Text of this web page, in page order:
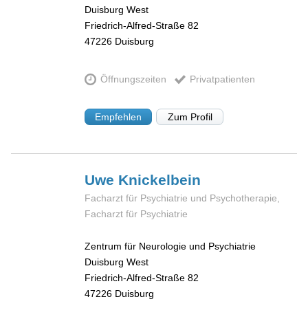
Duisburg West
Friedrich-Alfred-Straße 82
47226 Duisburg
Öffnungszeiten Privatpatienten
Empfehlen Zum Profil
Uwe Knickelbein
Facharzt für Psychiatrie und Psychotherapie,
Facharzt für Psychiatrie
Zentrum für Neurologie und Psychiatrie
Duisburg West
Friedrich-Alfred-Straße 82
47226 Duisburg